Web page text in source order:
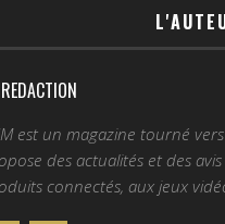
est un magazine tourné
des actualités et des
connectés, aux jeux